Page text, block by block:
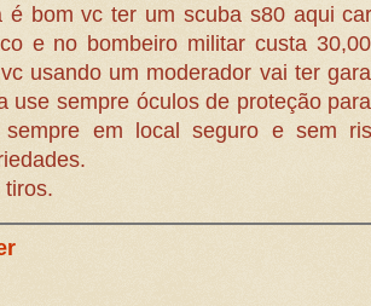
é bom vc ter um scuba s80 aqui
e no bombeiro militar custa
usando um moderador vai ter
use sempre óculos de proteção
sempre em local seguro e sem
tiros.